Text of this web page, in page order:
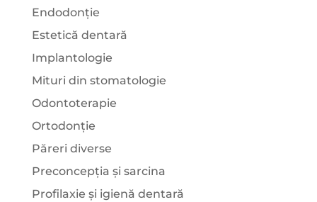
Endodonție
Estetică dentară
Implantologie
Mituri din stomatologie
Odontoterapie
Ortodonție
Păreri diverse
Preconcepția și sarcina
Profilaxie și igienă dentară